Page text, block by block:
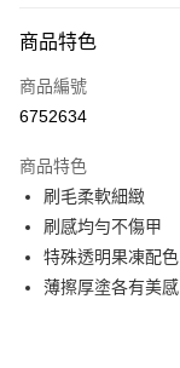
信用卡一次付款
信用卡分期付款
合作金庫商業銀行
華南商業銀行
上海商業儲蓄銀行
國泰世華商業銀行
臺灣中小企業銀行
超商取貨付款
LINE Pay
Apple Pay
商品特色
商品編號
6752634
商品特色
刷毛柔軟細緻
刷感均勻不傷甲
特殊透明果凍配色
薄擦厚塗各有美感